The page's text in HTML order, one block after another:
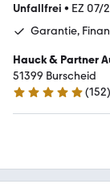
Unfallfrei • EZ 07/
Garantie,
Hauck & Partner
51399 Burscheid
5 Sterne
(152)